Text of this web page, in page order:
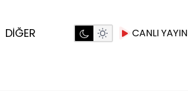
DİĞER CANLI YAYIN